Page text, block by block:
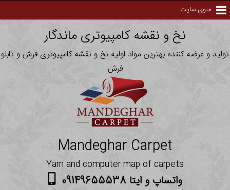
منوی سایت
نخ و نقشه کامپیوتری ماندگار
تولید و عرضه کننده بهترین مواد اولیه نخ و نقشه کامپیوتری فرش و تابلو
فرش
Mandeghar Carpet
Yarn and computer map of carpets
واتساپ و ایتا 09149655538